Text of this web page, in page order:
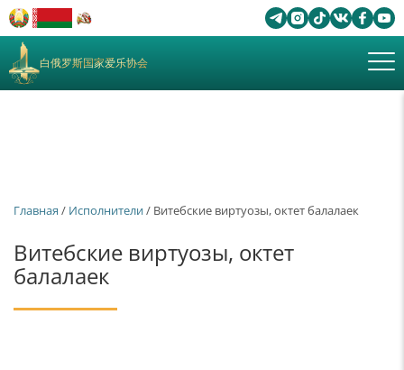
白俄罗斯国家爱乐协会
Главная / Исполнители/ Витебские виртуозы, октет балалаек
Витебские виртуозы, октет
балалаек